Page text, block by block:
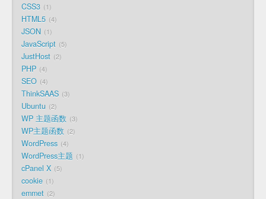
CSS3 1
HTML5 4
JSON 1
JavaScript 5
JustHost 2
PHP 4
SEO 4
ThinkSAAS 3
Ubuntu 2
WP 主题函数 3
WP主题函数 2
WordPress 4
WordPress主题 1
cPanel X 5
cookie 1
emmet 2